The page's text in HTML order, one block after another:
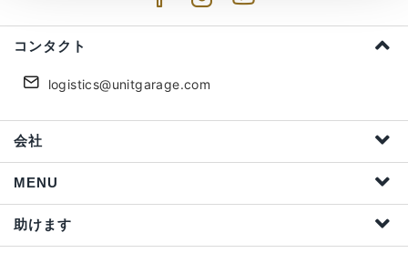
コンタクト
logistics@unitgarage.com
会社
MENU
助けます